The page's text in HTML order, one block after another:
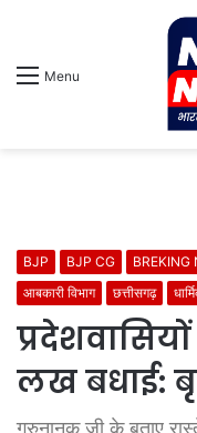
Menu
BJP BJP CG BREKING
आबकारी विभाग
छत्तीसगढ़
लख बधाई:
गुरुनानक जी के बताए